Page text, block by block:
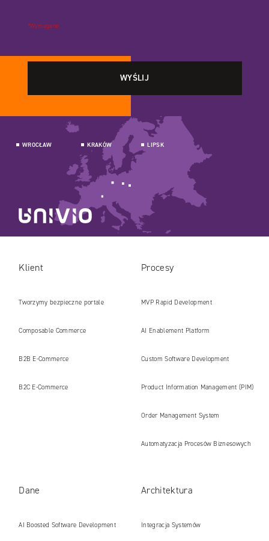
*Wymagane
WROCŁAW KRAKÓW LIPSK
Klient
Tworzymy bezpieczne portale
internetowe i platformy gotowe na erę
AI
Composable Commerce
B2B E‑Commerce
B2C E‑Commerce
Procesy
MVP Rapid Development
AI Enablement Platform
Custom Software Development
Product Information Management (PIM)
Order Management System
Automatyzacja Procesów Biznesowych
Dane
AI Boosted Software Development
Architektura
Integracja Systemów